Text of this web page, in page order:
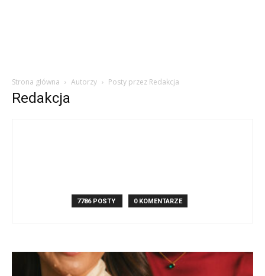
Strona główna Autorzy Posty przez Redakcja
Redakcja
7786 POSTY 0 KOMENTARZE